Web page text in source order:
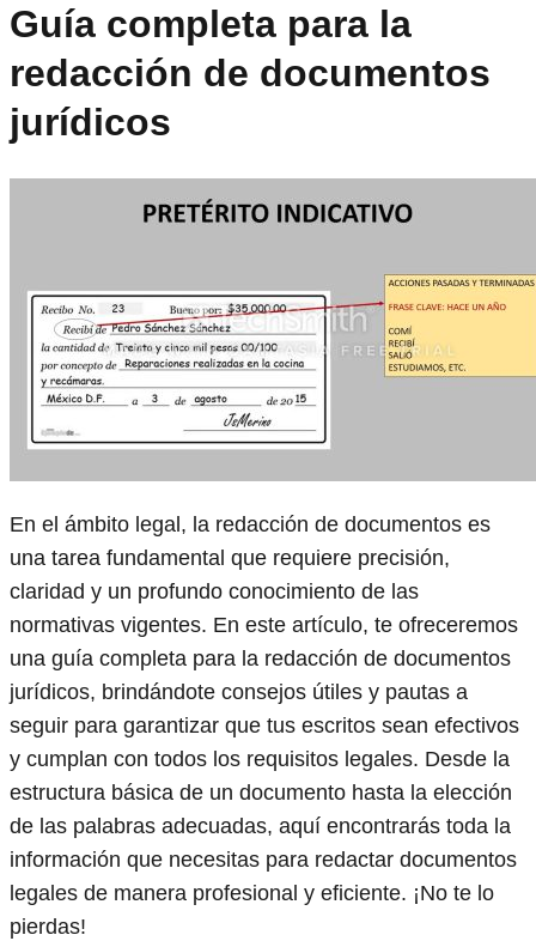
Guía completa para la
redacción de documentos
jurídicos
En el ámbito legal, la redacción de documentos es
una tarea fundamental que requiere precisión,
claridad y un profundo conocimiento de las
normativas vigentes. En este artículo, te ofreceremos
una guía completa para la redacción de documentos
jurídicos, brindándote consejos útiles y pautas a
seguir para garantizar que tus escritos sean efectivos
y cumplan con todos los requisitos legales. Desde la
estructura básica de un documento hasta la elección
de las palabras adecuadas, aquí encontrarás toda la
información que necesitas para redactar documentos
legales de manera profesional y eficiente. ¡No te lo
pierdas!